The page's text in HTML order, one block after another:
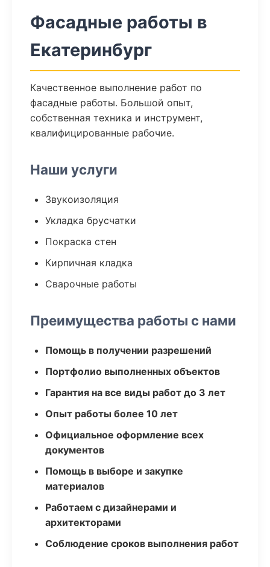
Фасадные работы в
Екатеринбург
Качественное выполнение работ по
фасадные работы. Большой опыт,
собственная техника и инструмент,
квалифицированные рабочие.
Наши услуги
Звукоизоляция
Укладка брусчатки
Покраска стен
Кирпичная кладка
Сварочные работы
Преимущества работы с нами
Помощь в получении разрешений
Портфолио выполненных объектов
Гарантия на все виды работ до 3 лет
Опыт работы более 10 лет
Официальное оформление всех
документов
Помощь в выборе и закупке
материалов
Работаем с дизайнерами и
архитекторами
Соблюдение сроков выполнения работ